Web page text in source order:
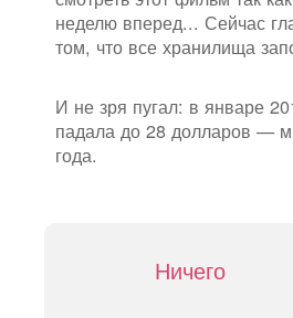
неделю вперед... Сейчас
том, что все хранилища
И не зря пугал: в январе
падала до 28 долларов —
года.
Ничего